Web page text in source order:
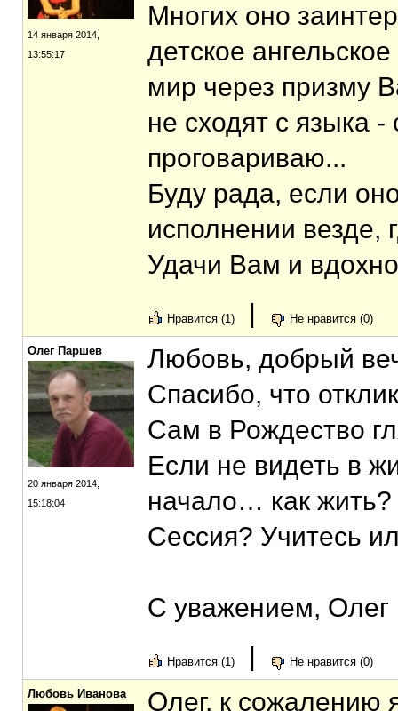
14 января 2014,
13:55:17
Многих оно
детское
мир через призму
не сходят с языка
проговариваю...
Буду рада, если
исполнении везде,
Удачи Вам и
Нравится (1) Не нравится (0)
Олег Паршев
20 января 2014,
15:18:04
Любовь, добрый
Спасибо, что
Сам в Рождество
Если не видеть в
начало… как жить?
Сессия? Учитесь
С уважением, Олег
Нравится (1) Не нравится (0)
Любовь Иванова Олег, к сожалению